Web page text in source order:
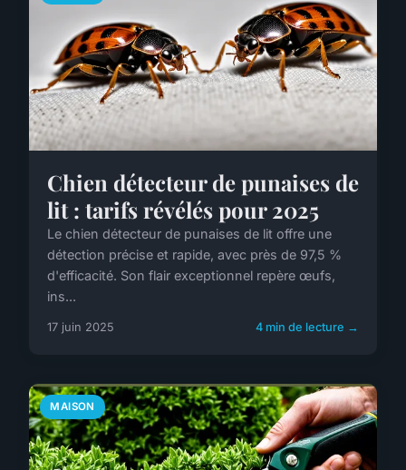
Chien détecteur de punaises de
lit : tarifs révélés pour 2025
Le chien détecteur de punaises de lit offre une
détection précise et rapide, avec près de 97,5 %
d'efficacité. Son flair exceptionnel repère œufs,
ins...
17 juin 2025 4 min de lecture →
MAISON